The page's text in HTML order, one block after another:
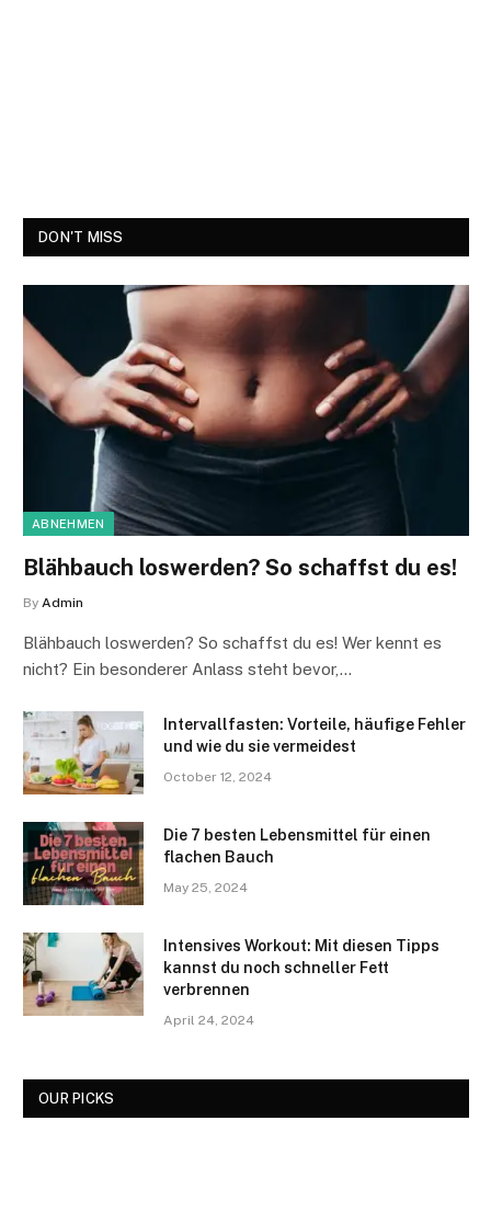
DON'T MISS
ABNEHMEN
Blähbauch loswerden? So schaffst du es!
By Admin
Blähbauch loswerden? So schaffst du es! Wer kennt es
nicht? Ein besonderer Anlass steht bevor,…
Intervallfasten: Vorteile, häufige Fehler
und wie du sie vermeidest
October 12, 2024
Die 7 besten Lebensmittel für einen
flachen Bauch
May 25, 2024
Intensives Workout: Mit diesen Tipps
kannst du noch schneller Fett
verbrennen
April 24, 2024
OUR PICKS